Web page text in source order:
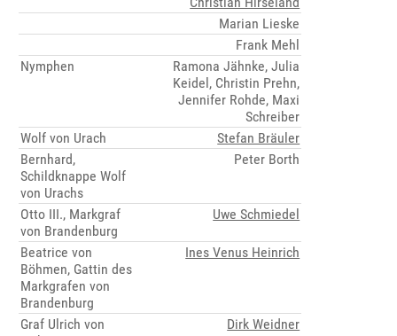
Marian Lieske
Frank Mehl
Nymphen
Ramona Jähnke, Julia
Keidel, Christin Prehn,
Jennifer Rohde, Maxi
Schreiber
Wolf von Urach
Stefan Bräuler
Bernhard,
Schildknappe Wolf
von Urachs
Peter Borth
Otto III., Markgraf
von Brandenburg
Uwe Schmiedel
Beatrice von
Böhmen, Gattin des
Markgrafen von
Brandenburg
Ines Venus Heinrich
Graf Ulrich von
Dirk Weidner